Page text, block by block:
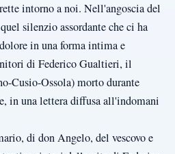
intorno a noi. Nell'angoscia del
silenzio assordante che ci ha
in una forma intima e
di Federico Gualtieri, il
Cusio-Ossola) morto durante
in una lettera diffusa all'indomani
di don Angelo, del vescovo e